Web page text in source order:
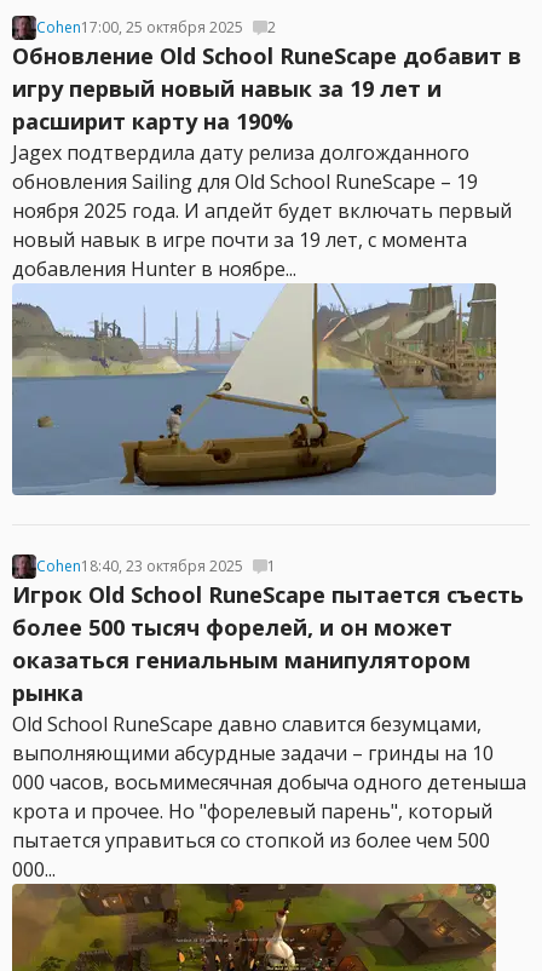
Cohen17:00, 25 октября 2025 2
Обновление Old School RuneScape добавит в
игру первый новый навык за 19 лет и
расширит карту на 190%
Jagex подтвердила дату релиза долгожданного
обновления Sailing для Old School RuneScape – 19
ноября 2025 года. И апдейт будет включать первый
новый навык в игре почти за 19 лет, с момента
добавления Hunter в ноябре...
Cohen18:40, 23 октября 2025 1
Игрок Old School RuneScape пытается съесть
более 500 тысяч форелей, и он может
оказаться гениальным манипулятором
рынка
Old School RuneScape давно славится безумцами,
выполняющими абсурдные задачи – гринды на 10
000 часов, восьмимесячная добыча одного детеныша
крота и прочее. Но "форелевый парень", который
пытается управиться со стопкой из более чем 500
000...